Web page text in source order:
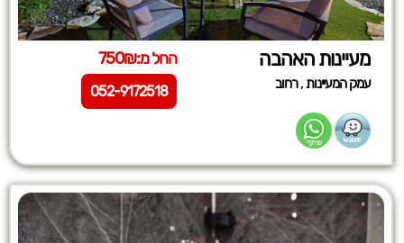
מעיינות האהבה החל מ:750₪
עמק המעיינות,רחוב 052-9172518